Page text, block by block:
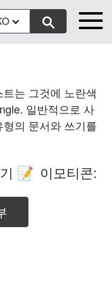
는 그것에 노란색
일반적으로 사
의 문서와 쓰기를
📝 이모티콘: